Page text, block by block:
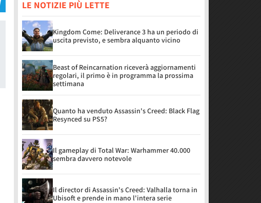
LE NOTIZIE PIÙ LETTE
Kingdom Come: Deliverance 3 ha un periodo di
uscita previsto, e sembra alquanto vicino
Beast of Reincarnation riceverà aggiornamenti
regolari, il primo è in programma la prossima
settimana
Quanto ha venduto Assassin's Creed: Black Flag
Resynced su PS5?
Il gameplay di Total War: Warhammer 40.000
sembra davvero notevole
Il director di Assassin's Creed: Valhalla torna in
Ubisoft e prende in mano l'intera serie